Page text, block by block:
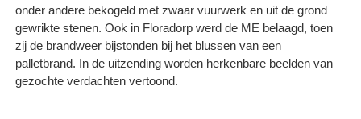
onder andere bekogeld met zwaar vuurwerk en uit de grond
gewrikte stenen. Ook in Floradorp werd de ME belaagd, toen
zij de brandweer bijstonden bij het blussen van een
palletbrand. In de uitzending worden herkenbare beelden van
gezochte verdachten vertoond.